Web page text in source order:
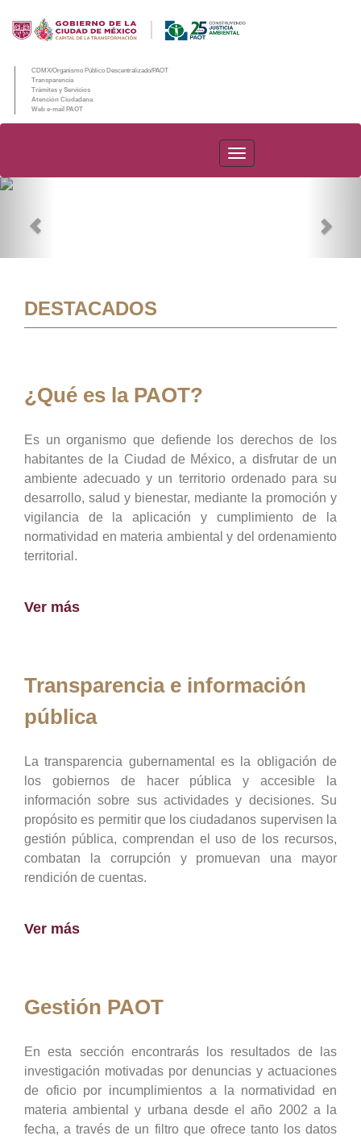
CDMX/Organismo Público Descentralizado/PAOT
Transparencia
Trámites y Servicios
Atención Ciudadana
Web e-mail PAOT
PAOT
DESTACADOS
¿Qué es la PAOT?
Es un organismo que defiende los derechos de los
habitantes de la Ciudad de México, a disfrutar de un
ambiente adecuado y un territorio ordenado para su
desarrollo, salud y bienestar, mediante la promoción y
vigilancia de la aplicación y cumplimiento de la
normatividad en materia ambiental y del ordenamiento
territorial.
Ver más
Transparencia e información
pública
La transparencia gubernamental es la obligación de
los gobiernos de hacer pública y accesible la
información sobre sus actividades y decisiones. Su
propósito es permitir que los ciudadanos supervisen la
gestión pública, comprendan el uso de los recursos,
combatan la corrupción y promuevan una mayor
rendición de cuentas.
Ver más
Gestión PAOT
En esta sección encontrarás los resultados de las
investigación motivadas por denuncias y actuaciones
de oficio por incumplimientos a la normatividad en
materia ambiental y urbana desde el año 2002 a la
fecha, a través de un filtro que ofrece tanto los datos